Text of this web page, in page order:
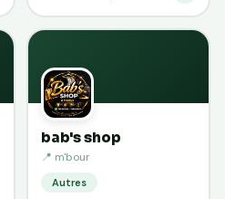
bab's shop
📍 m'bour
Autres